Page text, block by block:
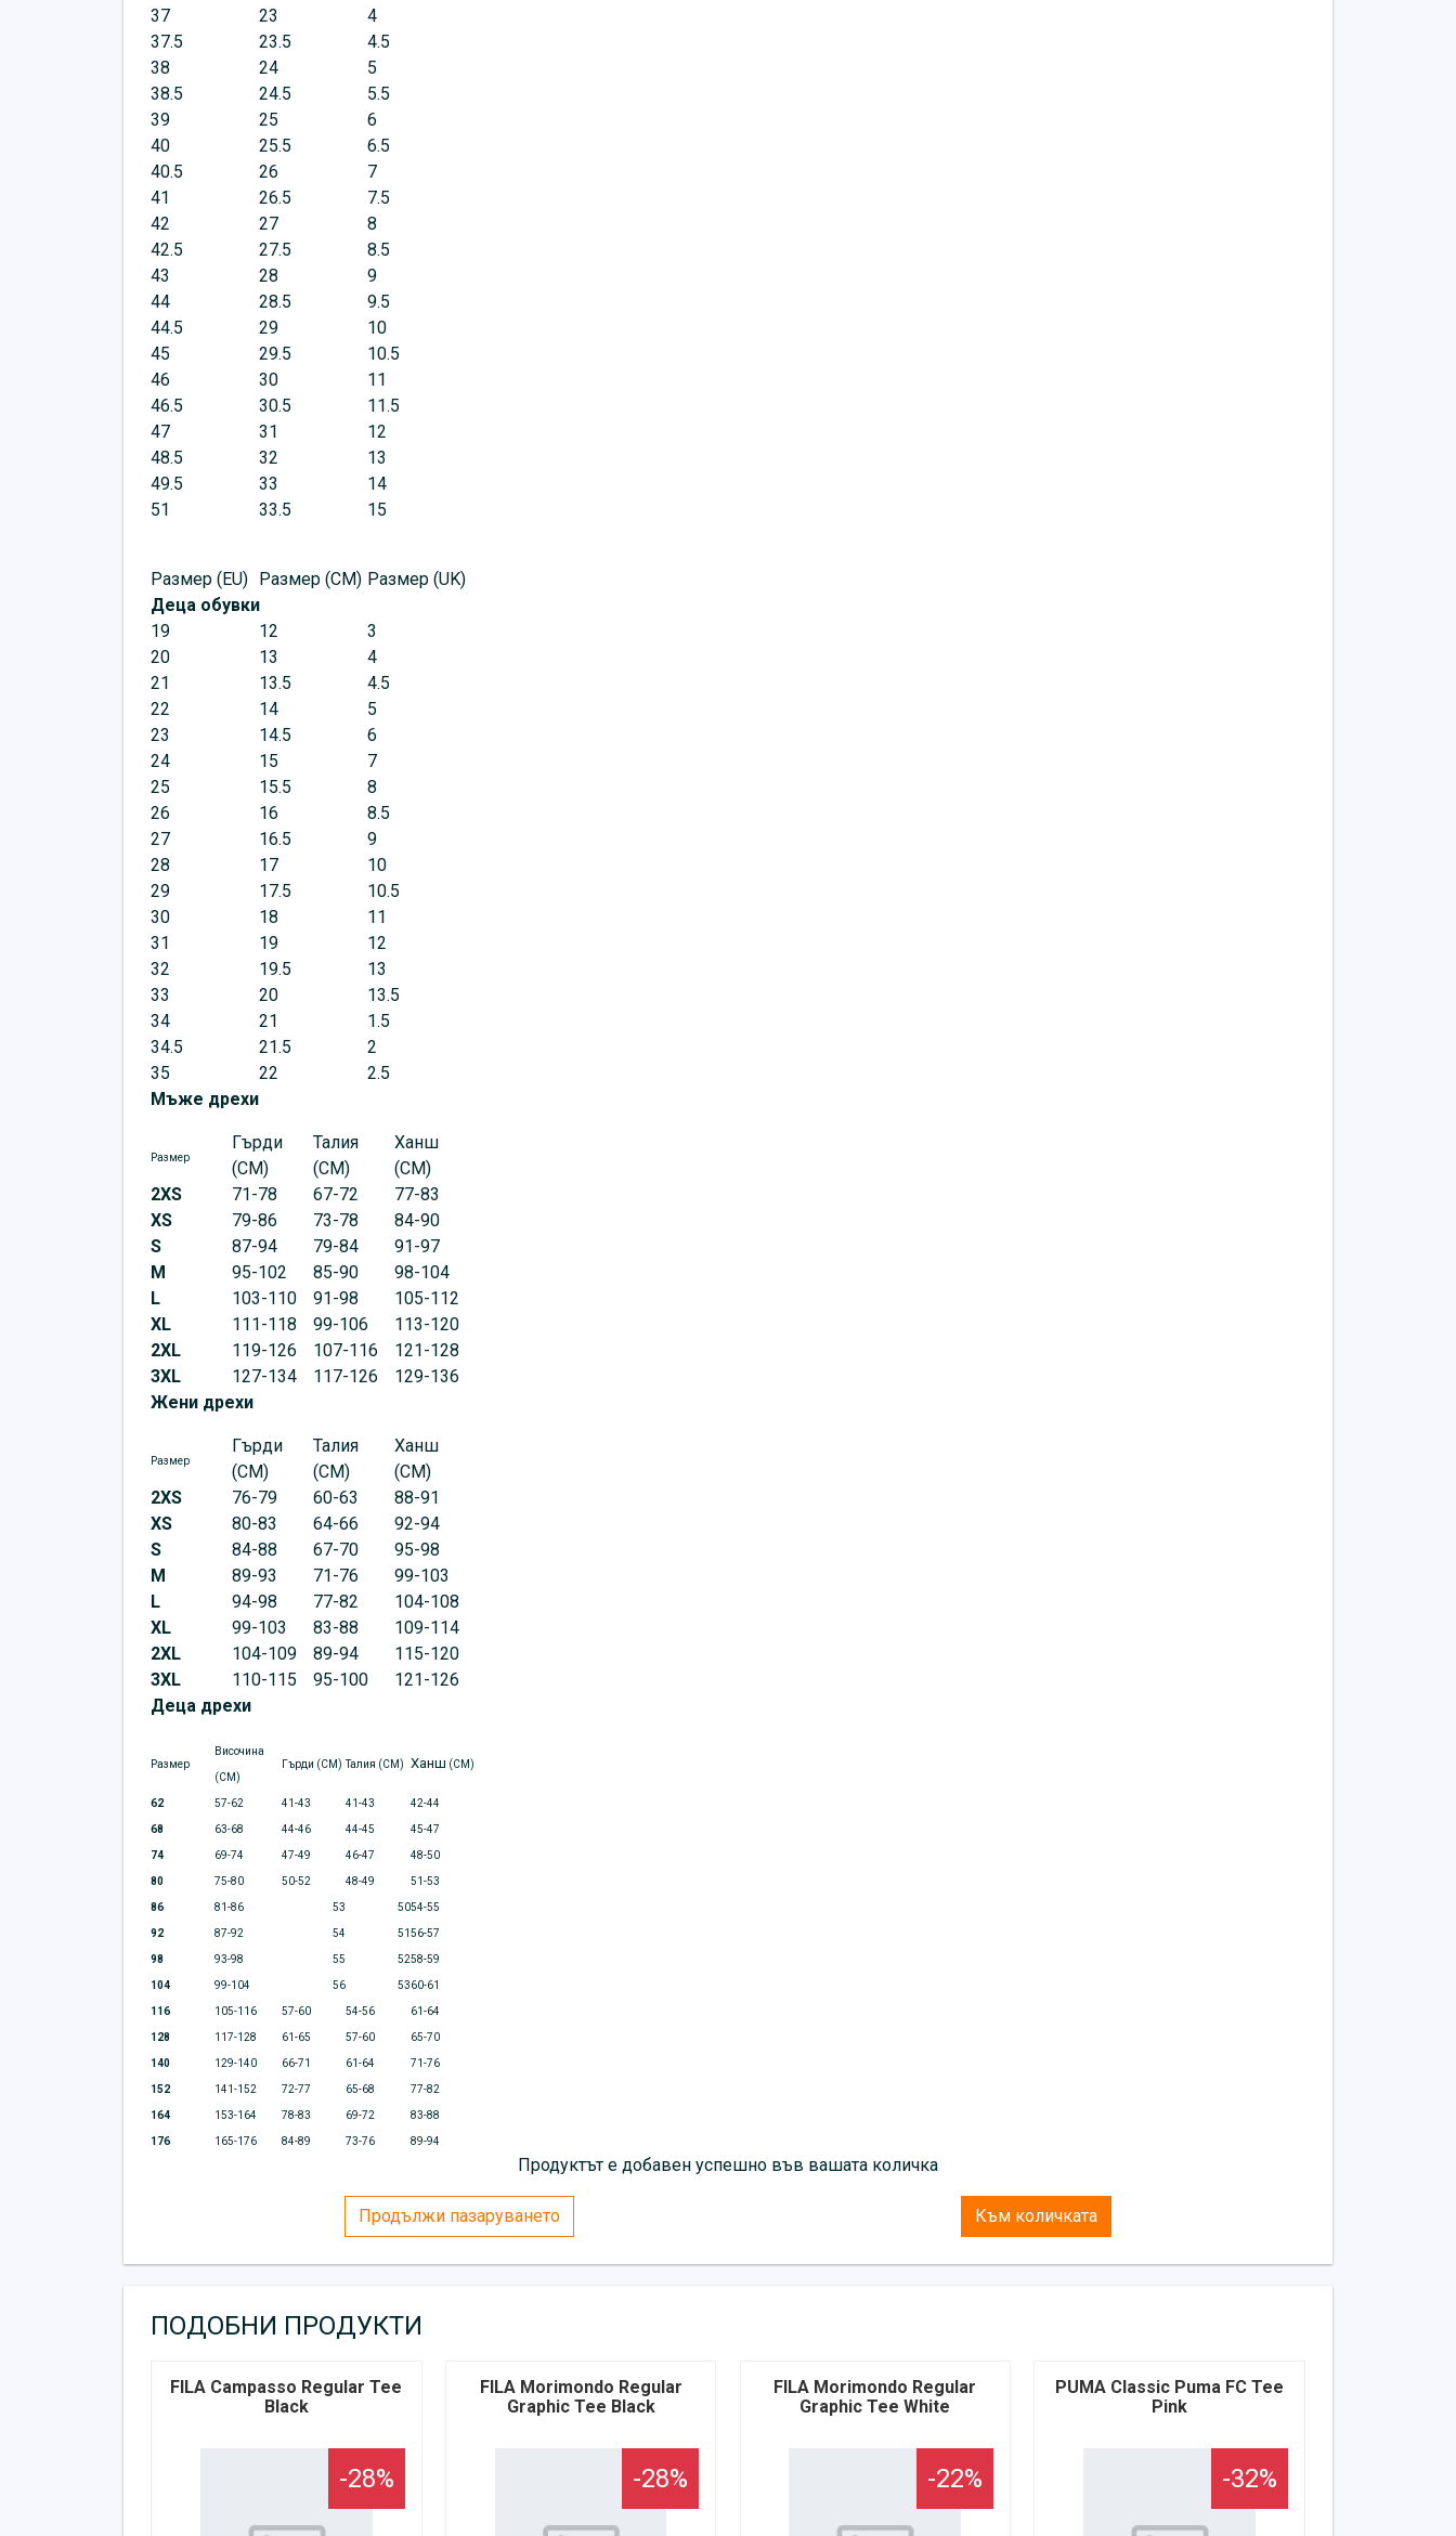
37
23
4
37.5
23.5
4.5
38
24
5
38.5
24.5
5.5
39
25
6
40
25.5
6.5
40.5
26
7
41
26.5
7.5
42
27
8
42.5
27.5
8.5
43
28
9
44
28.5
9.5
44.5
29
10
45
29.5
10.5
46
30
11
46.5
30.5
11.5
47
31
12
48.5
32
13
49.5
33
14
51
33.5 15
Размер (EU) Размер (CM) Размер (UK)
Деца обувки
19
12
3
20
13
4
21
13.5
4.5
22
14
5
23
14.5
6
24
15
7
25
15.5
8
26
16
8.5
27
16.5
9
28
17
10
29
17.5
10.5
30
18
11
31
19
12
32
19.5
13
33
20
13.5
34
21
1.5
34.5
21.5
2
35
22
2.5
Мъже дрехи
Размер
Гърди
(CM)
Талия
(CM)
Ханш
(CM)
2XS
71-78 67-72
77-83
XS
79-86 73-78
84-90
S
87-94 79-84
91-97
M
95-102 85-90
98-104
L
103-110 91-98
105-112
XL
111-118 99-106
113-120
2XL
119-126 107-116
121-128
3XL
127-134 117-126
129-136
Жени дрехи
Размер
Гърди
(CM)
Талия
(CM)
Ханш
(CM)
2XS
76-79 60-63
88-91
XS
80-83 64-66
92-94
S
84-88 67-70
95-98
M
89-93 71-76
99-103
L
94-98 77-82
104-108
XL
99-103 83-88
109-114
2XL
104-109 89-94
115-120
3XL
110-115 95-100
121-126
Деца дрехи
Размер
Височина
(CM)
Гърди (CM) Талия (CM) Ханш (CM)
62 57-62 41-43 41-43 42-44
68 63-68 44-46 44-45 45-47
74 69-74 47-49 46-47 48-50
80 75-80 50-52 48-49 51-53
86 81-86 53 5054-55
92 87-92 54 51 56-57
98 93-98 55 5258-59
104 99-104 56 5360-61
116 105-116 57-60 54-56 61-64
128 117-128 61-65 57-60 65-70
140 129-140 66-71 61-64 71-76
152 141-152 72-77 65-68 77-82
164 153-164 78-83 69-72 83-88
176 165-176 84-89 73-76 89-94
Продуктът е добавен успешно във вашата количка
Продължи пазаруването Към количката
ПОДОБНИ ПРОДУКТИ
FILA Campasso Regular Tee
Black
-28%
FILA Morimondo Regular
Graphic Tee Black
-28%
FILA Morimondo Regular
Graphic Tee White
-22%
PUMA Classic Puma FC Tee
Pink
-32%